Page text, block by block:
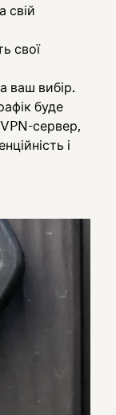
свій
свої
ваш вибір.
буде
сервер,
і